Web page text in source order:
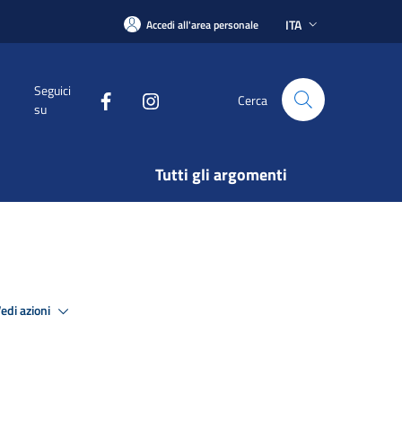
Accedi all'area personale ITA
Seguici
su
Cerca
Tutti gli argomenti
azioni